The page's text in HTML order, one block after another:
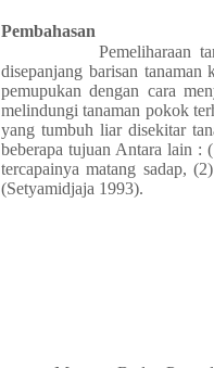
Pembahasan
Pemeliharaan tanaman
disepanjang barisan
pemupukan dengan cara
melindungi tanaman pokok
yang tumbuh liar disekitar
beberapa tujuan Antara lain :
tercapainya matang sadap,
(Setyamidjaja 1993).